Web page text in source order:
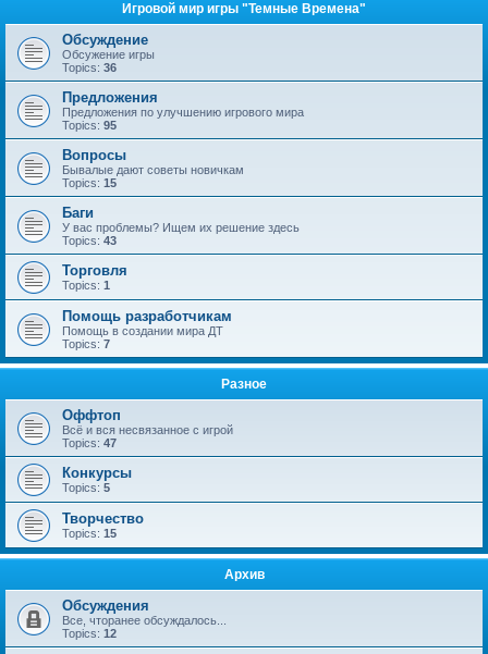
Игровой мир игры "Темные Времена"
Обсуждение
Обсужение игры
Topics: 36
Предложения
Предложения по улучшению игрового мира
Topics: 95
Вопросы
Бывалые дают советы новичкам
Topics: 15
Баги
У вас проблемы? Ищем их решение здесь
Topics: 43
Торговля
Topics: 1
Помощь разработчикам
Помощь в создании мира ДТ
Topics: 7
Разное
Оффтоп
Всё и вся несвязанное с игрой
Topics: 47
Конкурсы
Topics: 5
Творчество
Topics: 15
Архив
Обсуждения
Все, чторанее обсуждалось...
Topics: 12